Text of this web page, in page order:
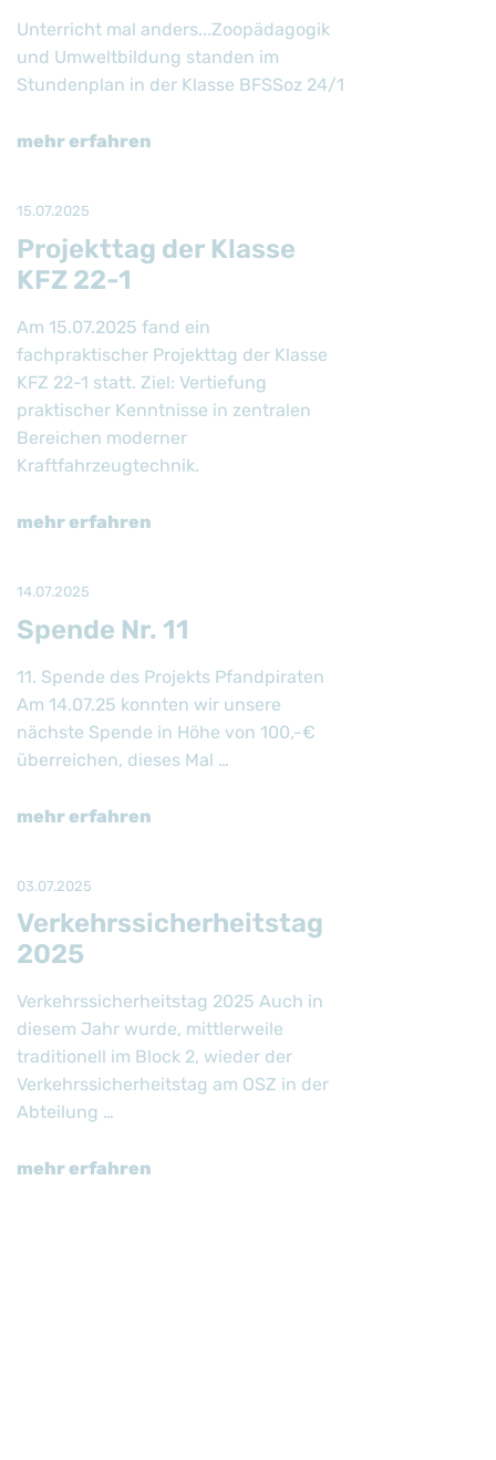
Unterricht mal anders...Zoopädagogik
und Umweltbildung standen im
Stundenplan in der Klasse BFSSoz 24/1
mehr erfahren
15.07.2025
Projekttag der Klasse
KFZ 22-1
Am 15.07.2025 fand ein
fachpraktischer Projekttag der Klasse
KFZ 22-1 statt. Ziel: Vertiefung
praktischer Kenntnisse in zentralen
Bereichen moderner
Kraftfahrzeugtechnik.
mehr erfahren
14.07.2025
Spende Nr. 11
11. Spende des Projekts Pfandpiraten
Am 14.07.25 konnten wir unsere
nächste Spende in Höhe von 100,-€
überreichen, dieses Mal …
mehr erfahren
03.07.2025
Verkehrssicherheitstag
2025
Verkehrssicherheitstag 2025 Auch in
diesem Jahr wurde, mittlerweile
traditionell im Block 2, wieder der
Verkehrssicherheitstag am OSZ in der
Abteilung …
mehr erfahren